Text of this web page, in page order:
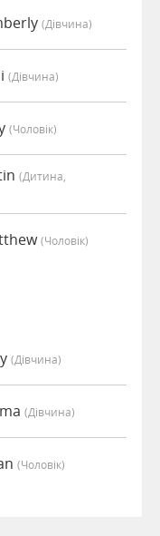
(дівчина)
(дівчина)
(чоловік)
(дитина,
(чоловік)
(дівчина)
(дівчина)
(чоловік)